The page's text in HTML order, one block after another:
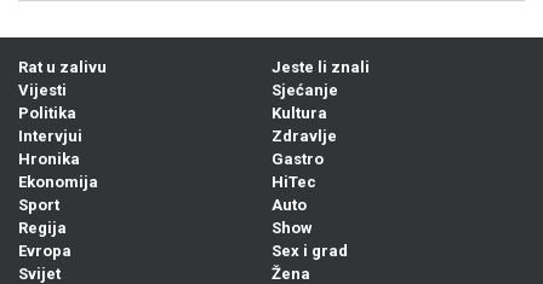
Rat u zalivu
Vijesti
Politika
Intervjui
Hronika
Ekonomija
Sport
Regija
Evropa
Svijet
Jeste li znali
Sjećanje
Kultura
Zdravlje
Gastro
HiTec
Auto
Show
Sex i grad
Žena